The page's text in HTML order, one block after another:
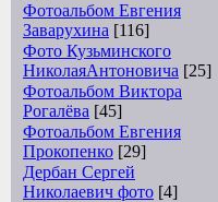
Фотоальбом Евгения
Заварухина [116]
Фото Кузьминского
НиколаяАнтоновича [25]
Фотоальбом Виктора
Рогалёва [45]
Фотоальбом Евгения
Прокопенко [29]
Дербан Сергей
Николаевич фото [4]